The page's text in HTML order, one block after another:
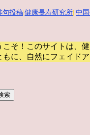
句投稿 健康長寿研究所 中
そ！このサイトは、
に、自然にフェイド